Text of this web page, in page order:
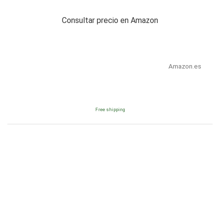
Consultar precio en Amazon
Amazon.es
Free shipping